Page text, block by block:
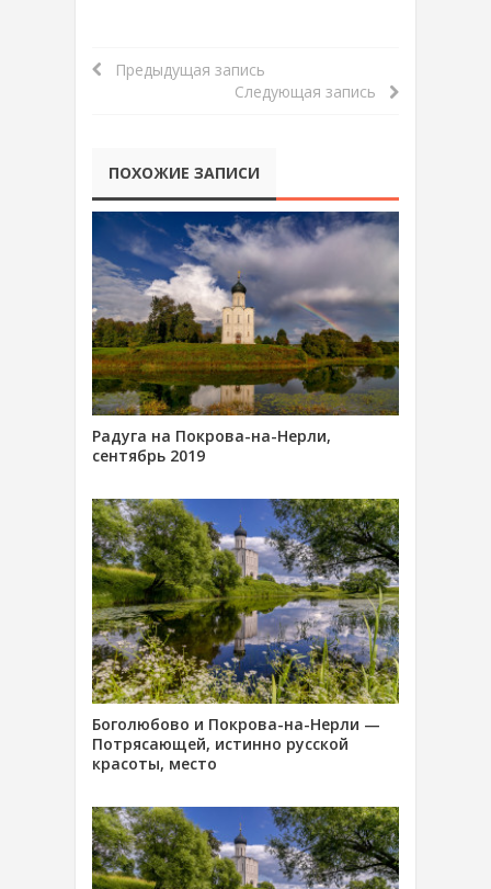
Предыдущая запись
Следующая запись
ПОХОЖИЕ ЗАПИСИ
Радуга на Покрова-на-Нерли,
сентябрь 2019
Боголюбово и Покрова-на-Нерли —
Потрясающей, истинно русской
красоты, место